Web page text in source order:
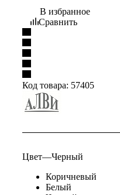
В избранное
Сравнить
Код товара: 57405
Цвет—Черный
Коричневый
Белый